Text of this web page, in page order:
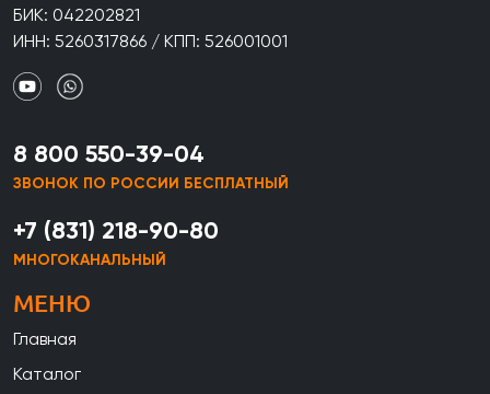
БИК: 042202821
ИНН: 5260317866 / КПП: 526001001
8 800 550-39-04
ЗВОНОК ПО РОССИИ БЕСПЛАТНЫЙ
+7 (831) 218-90-80
МНОГОКАНАЛЬНЫЙ
МЕНЮ
Главная
Каталог